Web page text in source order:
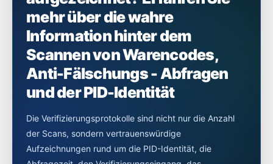
mehr über die wahre
Information hinter dem
Scannen von Warencodes,
Anti-Fälschungs - Abfragen
und der PID-Identität
Die Verifizierungsprotokolle sind nicht nur die Anzahl
der Scans, sondern vertrauenswürdige
Aufzeichnungen rund um die PID-Identität, die